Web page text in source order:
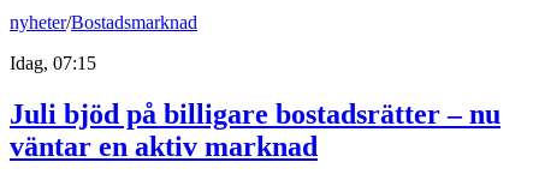
nyheter/Bostadsmarknad
Idag, 07:15
Juli bjöd på billigare bostadsrätter – nu
väntar en aktiv marknad